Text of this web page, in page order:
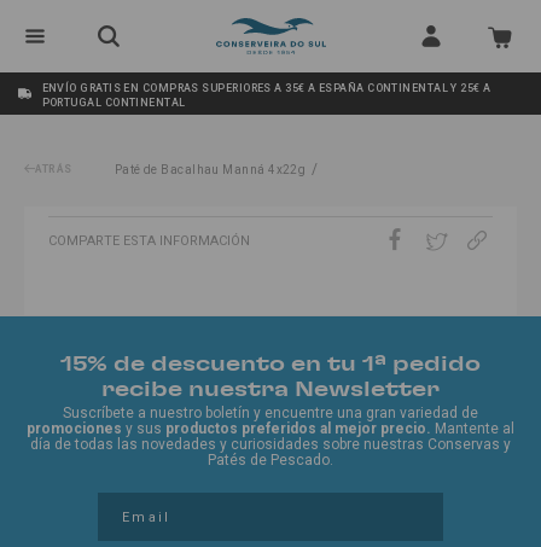
ENVÍO GRATIS EN COMPRAS SUPERIORES A 35€ A ESPAÑA CONTINENTAL Y 25€ A
PORTUGAL CONTINENTAL
ATRÁS Paté de Bacalhau Manná 4x22g /
COMPARTE ESTA INFORMACIÓN
15% de descuento en tu 1ª pedido
recibe nuestra Newsletter
Suscríbete a nuestro boletín y encuentre una gran variedad de
promociones y sus productos preferidos al mejor precio. Mantente al
día de todas las novedades y curiosidades sobre nuestras Conservas y
Patés de Pescado.